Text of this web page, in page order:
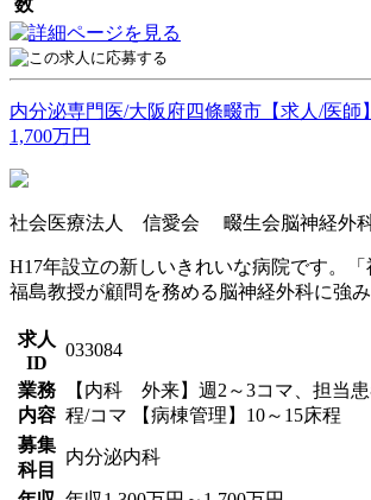
内分泌専門医/大阪府四條畷市【求人/医師
1,700万円
社会医療法人 信愛会 畷生会脳神経外
H17年設立の新しいきれいな病院です。「
福島教授が顧問を務める脳神経外科に強
求人
ID
033084
業務
内容
【内科 外来】週2～3コマ、担当
程/コマ 【病棟管理】10～15床程
募集
科目
内分泌内科